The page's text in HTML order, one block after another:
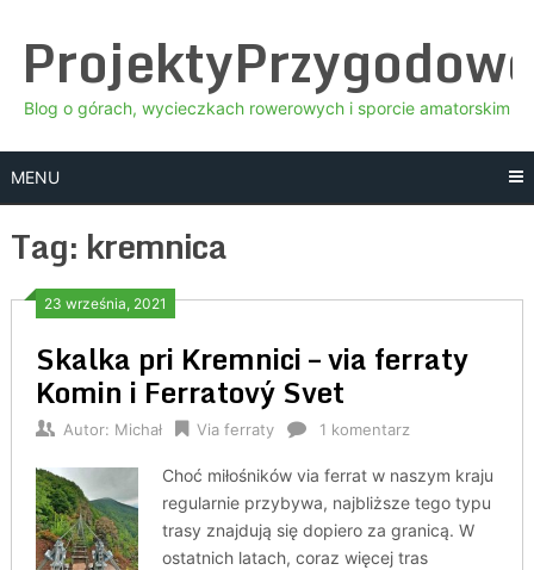
content
Blog o górach, wycieczkach rowerowych i sporcie amatorskim
MENU
Tag: kremnica
23 września, 2021
Skalka pri Kremnici – via ferraty
Komin i Ferratový Svet
Autor: Michał Via ferraty 1 komentarz
Choć miłośników via ferrat w naszym kraju
regularnie przybywa, najbliższe tego typu
trasy znajdują się dopiero za granicą. W
ostatnich latach, coraz więcej tras